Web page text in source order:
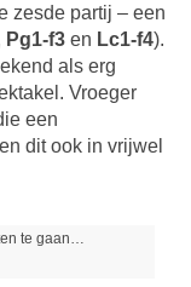
zesde partij – een
Pg1-f3 en Lc1-f4).
als erg
Vroeger
een
dit ook in vrijwel
te gaan…